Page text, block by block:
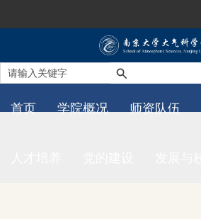
首页 学院概况 师资队伍